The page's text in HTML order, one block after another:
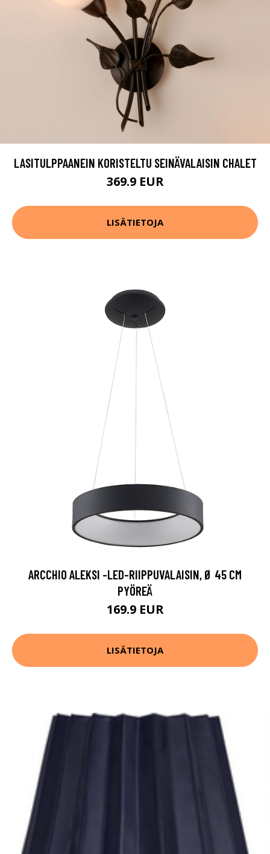
LASITULPPAANEIN KORISTELTU SEINÄVALAISIN CHALET
369.9 EUR
LISÄTIETOJA
ARCCHIO ALEKSI -LED-RIIPPUVALAISIN, Ø 45 CM
PYÖREÄ
169.9 EUR
LISÄTIETOJA